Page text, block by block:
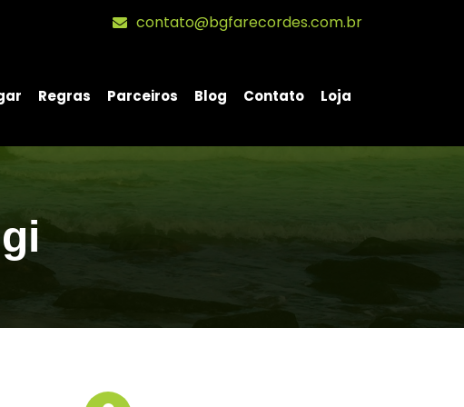
contato@bgfarecordes.com.br
Regras Parceiros Blog Contato Loja